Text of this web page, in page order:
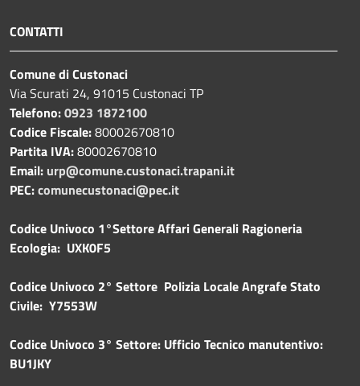
CONTATTI
Comune di Custonaci
Via Scurati 24, 91015 Custonaci TP
Telefono:0923 1872100
Codice Fiscale:80002670810
Partita IVA:80002670810
Email: urp@comune.custonaci.trapani.it
PEC:comunecustonaci@pec.it
Codice Univoco 1°Settore Affari Generali Ragioneria
Ecologia: UXK0F5
Codice Univoco 2° Settore Polizia Locale Angrafe Stato
Civile: Y7553W
Codice Univoco 3° Settore: Ufficio Tecnico manutentivo:
BU1JKY